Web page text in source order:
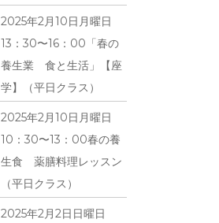
2025年2月10日月曜日
13：30〜16：00「春の
養生業 食と生活」【座
学】（平日クラス）
2025年2月10日月曜日
10：30〜13：00春の養
生食 薬膳料理レッスン
（平日クラス）
2025年2月2日日曜日